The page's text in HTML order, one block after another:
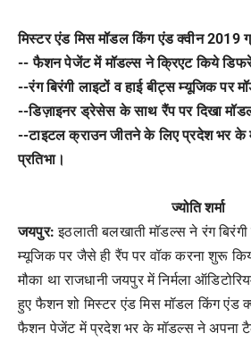
मिस्टर एंड मिस मॉडल किंग एंड क्वीन 2019
-- फैशन पेजेंट में मॉडल्स ने क्रिएट किये
--रंग बिरंगी लाइटों व हाई बीट्स म्यूजिक पर
--डिज़ाइनर ड्रेसेस के साथ रैंप पर दिखा
--टाइटल क्राउन जीतने के लिए प्रदेश भर के
प्रतिभा।
ज्योति शर्मा
जयपुर:इठलाती बलखाती मॉडल्स ने रंग बिरंगी
म्यूजिक पर जैसे ही रैंप पर वॉक करना शुरू
मौका था राजधानी जयपुर में निर्मला
हुए फैशन शो मिस्टर एंड मिस मॉडल किंग एंड
फैशन पेजेंट में प्रदेश भर के मॉडल्स ने अपना